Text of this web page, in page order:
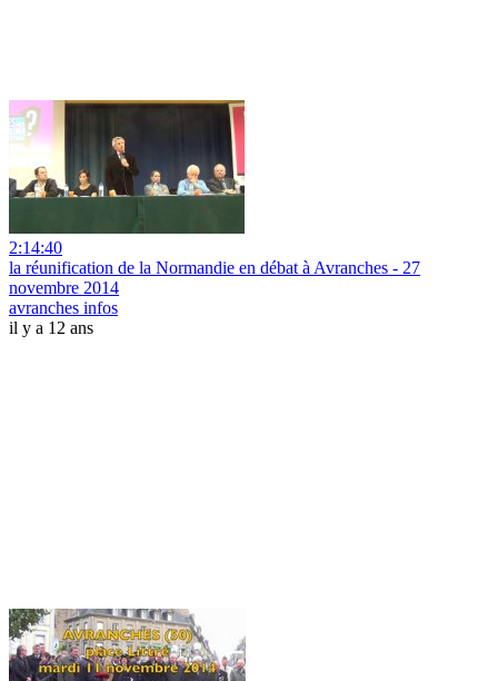
2:14:40
la réunification de la Normandie en débat à Avranches - 27
novembre 2014
avranches infos
il y a 12 ans